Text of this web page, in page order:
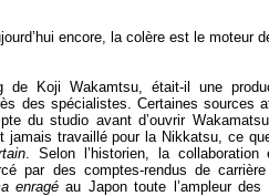
encore, la colère est le moteur
Koji Wakamtsu, était-il une
des spécialistes. Certaines sources
du studio avant d’ouvrir
jamais travaillé pour la Nikkatsu, ce
. Selon l’historien, la
par des comptes-rendus de
enragéau Japon toute l’ampleur des